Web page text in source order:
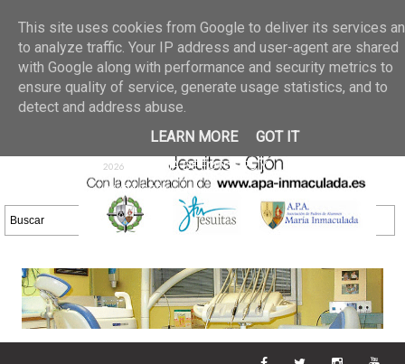
02 jun 2026
GALERIA DE FOTOS
30/05/2026
25 may 2026
GALERIA
DE FOTOS 23/05/2026
20 may
2026
GALERIA DE FOTOS
16/05/2026
DE FOTOS 09/05/2026
28 abr
2026
GALERIA DE FOTOS 25 Y
26/04/2026
This site uses cookies from Google to deliver its services
to analyze traffic. Your IP address and user-agent are shared
with Google along with performance and security metrics to
ensure quality of service, generate usage statistics, and to
detect and address abuse.
LEARN MORE
GOT IT